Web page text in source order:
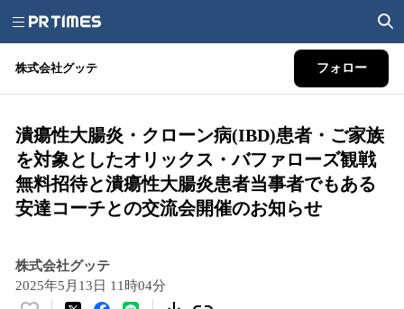
株式会社グッテ フォロー
潰瘍性大腸炎・クローン病(IBD)患者・ご家族
を対象としたオリックス・バファローズ観戦
無料招待と潰瘍性大腸炎患者当事者でもある
安達コーチとの交流会開催のお知らせ
株式会社グッテ
2025年5月13日 11時04分